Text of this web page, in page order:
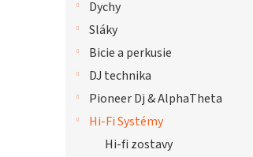
Dychy
Sláky
Bicie a perkusie
DJ technika
Pioneer Dj & AlphaTheta
Hi-Fi Systémy
Hi-fi zostavy